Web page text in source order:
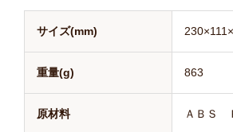
サイズ(mm)
重量(g) 863
原材料 ＡＢＳ